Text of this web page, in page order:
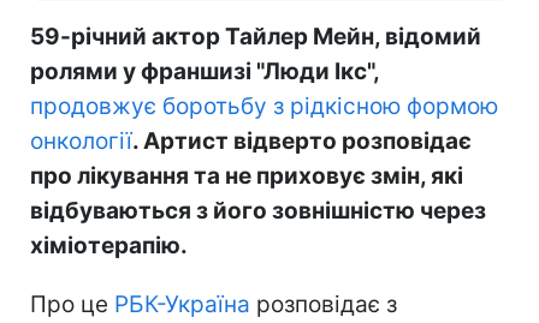
59-річний актор Тайлер Мейн, відомий
ролями у франшизі "Люди Ікс",
продовжує боротьбу з рідкісною формою
онкології. Артист відверто розповідає
про лікування та не приховує змін, які
відбуваються з його зовнішністю через
хіміотерапію.
Про це РБК-Україна розповідає з